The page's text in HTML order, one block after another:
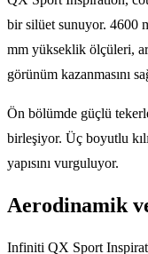
bir silüet sunuyor. 4600
mm yükseklik ölçüleri,
görünüm kazanmasını
Ön bölümde güçlü
birleşiyor. Üç boyutlu
yapısını vurguluyor.
Aerodinamik
Infiniti QX Sport